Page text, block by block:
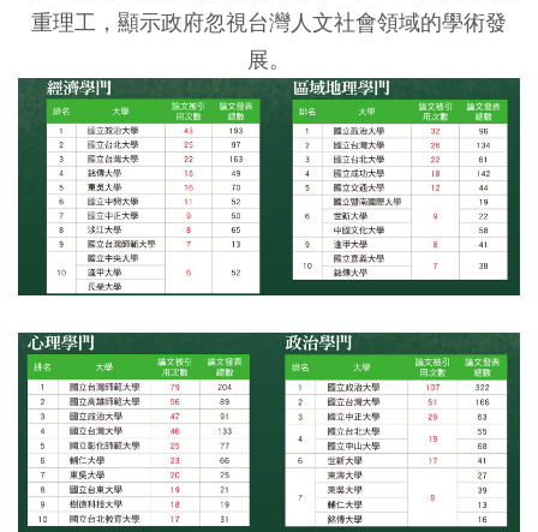
重理工，顯示政府忽視台灣人文社會領域的學術發
展。